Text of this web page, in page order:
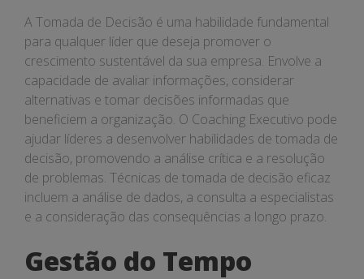
A Tomada de Decisão é uma habilidade fundamental
para qualquer líder que deseja promover o
crescimento sustentável da sua empresa. Envolve a
capacidade de avaliar informações, considerar
alternativas e tomar decisões informadas que
beneficiem a organização. O Coaching Executivo pode
ajudar líderes a desenvolver habilidades de tomada de
decisão, promovendo a análise crítica e a resolução
de problemas. Técnicas de tomada de decisão eficaz
incluem a análise de dados, a consulta a especialistas
e a consideração das consequências a longo prazo.
Gestão do Tempo